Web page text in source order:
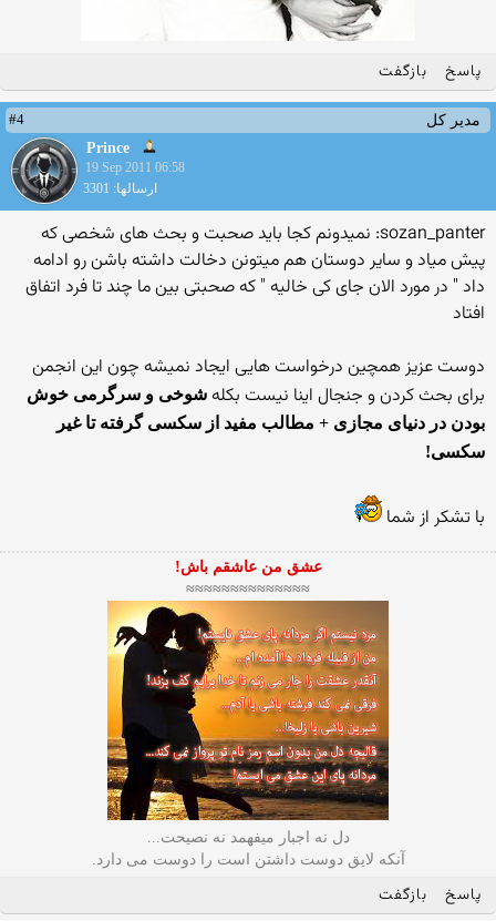
پاسخ بازگفت
مدیر کل
#4
Prince
19 Sep 2011 06:58
ارسالها: 3301
sozan_panter: نمیدونم کجا باید صحبت و بحث های شخصی که
پیش میاد و سایر دوستان هم میتونن دخالت داشته باشن رو ادامه
داد " در مورد الان جای کی خالیه " که صحبتی بین ما چند تا فرد اتفاق
افتاد
دوست عزیز همچین درخواست هایی ایجاد نمیشه چون این انجمن
برای بحث كردن و جنجال اینا نیست بكله شوخی و سرگرمی خوش
بودن در دنیای مجازی + مطالب مفید از سكسی گرفته تا غیر
سكسی!
با تشكر از شما
عشق من عاشقم باش!
≈≈≈≈≈≈≈≈≈≈≈≈≈≈
دل نه اجبار میفهمد نه نصیحت...
آنکه لایق دوست داشتن است را دوست می دارد.
پاسخ بازگفت